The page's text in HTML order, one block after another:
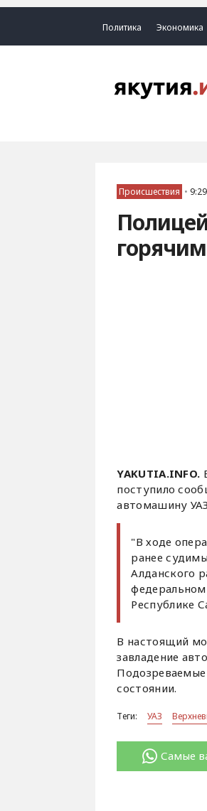
Политика Экономика
Происшествия •
YAKUTIA.INFO.
поступило
автомашину
"В ходе
ранее
Алданского
Республике
В настоящий
завладение
состоянии.
Теги: УАЗ
Самые